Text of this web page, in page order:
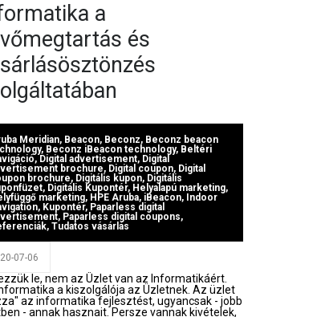
a
és
Meridian, Beacon, Beconz, Beconz beacon
, Beconz iBeacon technology, Beltéri
, Digital advertisement, Digital
brochure, Digital coupon, Digital
brochure, Digitális kupon, Digitális
, Digitális Kupontér, Helyalapú marketing,
marketing, HPE Aruba, iBeacon, Indoor
, Kupontér, Paparless digital
, Paparless digital coupons,
, Tudatos vásárlás
07-06
le, nem az Üzlet van az Informatikáért.
a kiszolgálója az Üzletnek. Az üzlet
az informatika fejlesztést, ugyancsak - jobb
- annak hasznait. Persze vannak kivételek,